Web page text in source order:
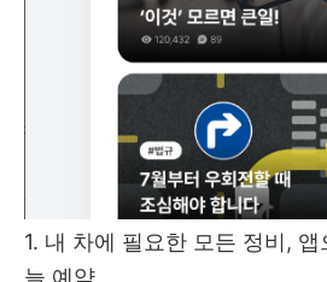
1. 내 차에 필요한 모든 정비,
늘 예약